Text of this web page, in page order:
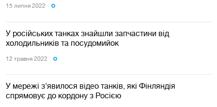
15 липня 2022
У російських танках знайшли запчастини від
холодильників та посудомийок
12 травня 2022
У мережі з'явилося відео танків, які Фінляндія
спрямовує до кордону з Росією